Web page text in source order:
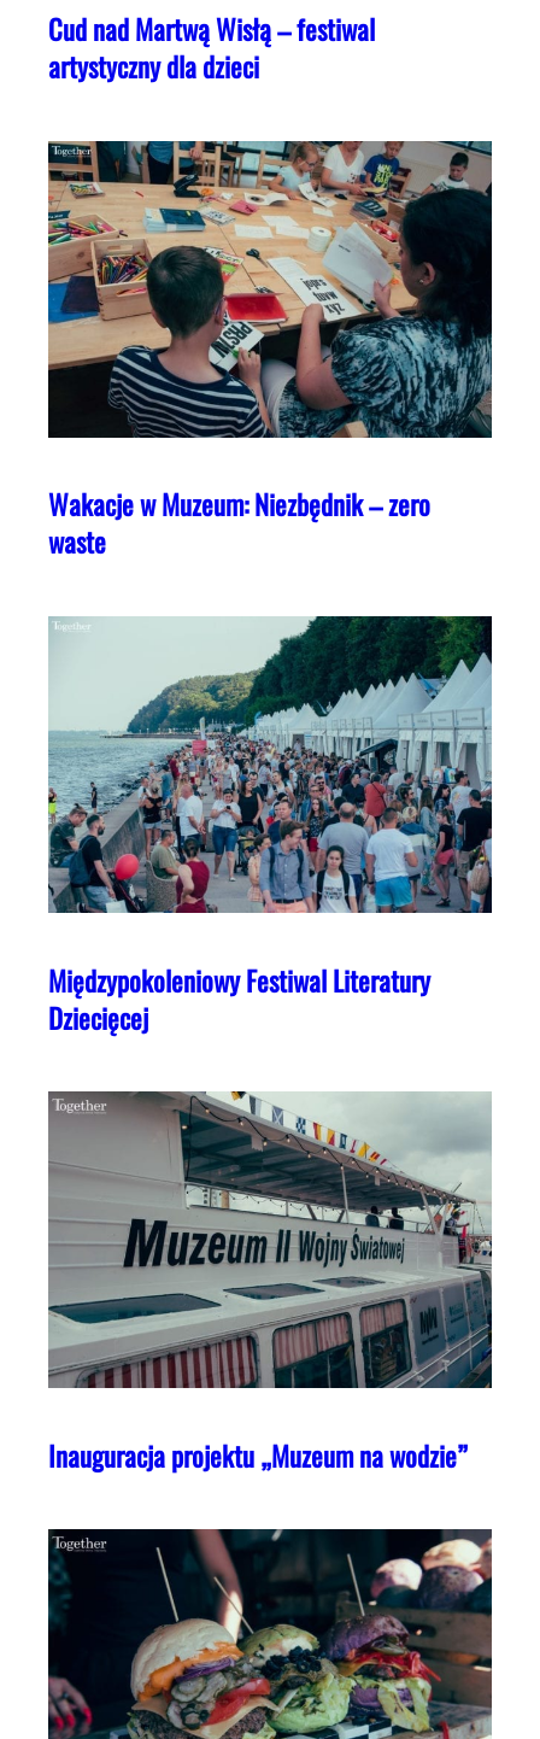
Cud nad Martwą Wisłą – festiwal
artystyczny dla dzieci
Wakacje w Muzeum: Niezbędnik – zero
waste
Międzypokoleniowy Festiwal Literatury
Dziecięcej
Inauguracja projektu „Muzeum na wodzie”